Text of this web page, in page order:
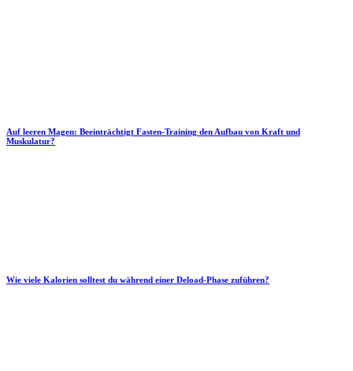
Auf leeren Magen: Beeinträchtigt Fasten-Training den Aufbau von Kraft und
Muskulatur?
Wie viele Kalorien solltest du während einer Deload-Phase zuführen?